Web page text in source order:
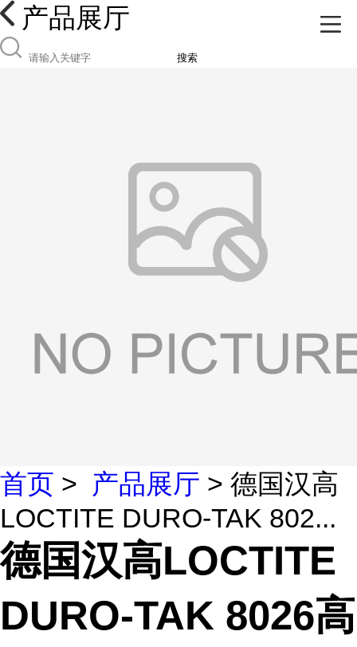
产品展厅
搜索
首页 > 产品展厅 > 德国汉高
LOCTITE DURO-TAK 802...
德国汉高LOCTITE
DURO-TAK 8026高